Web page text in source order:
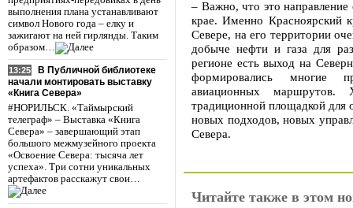
выполнения плана устанавливают
символ Нового года – елку и
зажигают на ней гирлянды. Таким
образом…
13:25
В Публичной библиотеке
начали монтировать выставку
«Книга Севера»
#НОРИЛЬСК. «Таймырский
телеграф» – Выставка «Книга
Севера» – завершающий этап
большого межмузейного проекта
«Освоение Севера: тысяча лет
успеха». Три сотни уникальных
артефактов расскажут свои…
– Важно, что это направление
крае. Именно Красноярский
Севере, на его территории
добыче нефти и газа для
регионе есть выход на
формировались многие
авиационных маршрутов.
традиционной площадкой для
новых подходов, новых
Севера.
Читайте также в этом